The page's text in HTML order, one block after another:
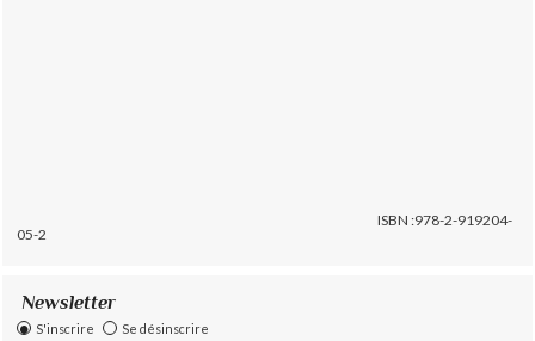
ISBN :978-2-919204-
05-2
Newsletter
S'inscrire Se désinscrire